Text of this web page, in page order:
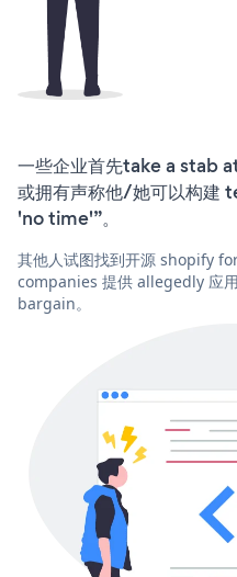
一些企业首先take a stab
或拥有声称他/她可以构
'no time'”。
其他人试图找到开源 shopify
companies 提供 allegedly 应
bargain。